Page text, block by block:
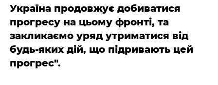
Україна продовжує добиватися
прогресу на цьому фронті, та
закликаємо уряд утриматися від
будь-яких дій, що підривають цей
прогрес".